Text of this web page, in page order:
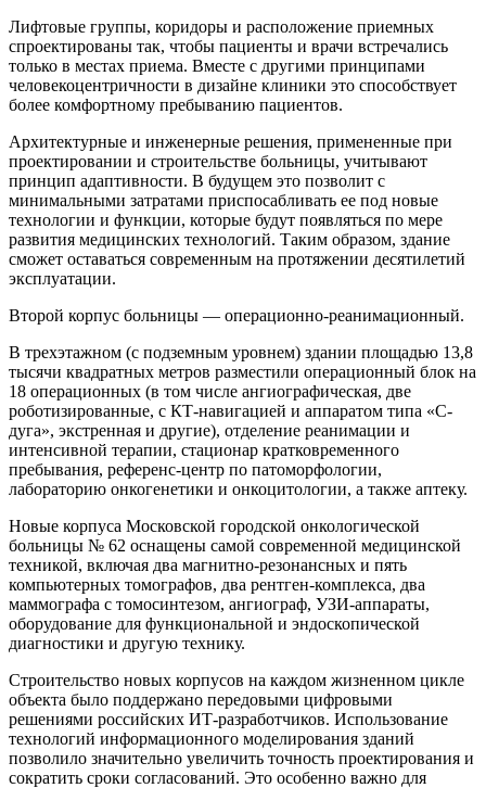
Лифтовые группы, коридоры и расположение приемных
спроектированы так, чтобы пациенты и врачи встречались
только в местах приема. Вместе с другими принципами
человекоцентричности в дизайне клиники это способствует
более комфортному пребыванию пациентов.
Архитектурные и инженерные решения, примененные при
проектировании и строительстве больницы, учитывают
принцип адаптивности. В будущем это позволит с
минимальными затратами приспосабливать ее под новые
технологии и функции, которые будут появляться по мере
развития медицинских технологий. Таким образом, здание
сможет оставаться современным на протяжении десятилетий
эксплуатации.
Второй корпус больницы — операционно-реанимационный.
В трехэтажном (с подземным уровнем) здании площадью 13,8
тысячи квадратных метров разместили операционный блок на
18 операционных (в том числе ангиографическая, две
роботизированные, с КТ-навигацией и аппаратом типа «С-
дуга», экстренная и другие), отделение реанимации и
интенсивной терапии, стационар кратковременного
пребывания, референс-центр по патоморфологии,
лабораторию онкогенетики и онкоцитологии, а также аптеку.
Новые корпуса Московской городской онкологической
больницы № 62 оснащены самой современной медицинской
техникой, включая два магнитно-резонансных и пять
компьютерных томографов, два рентген-комплекса, два
маммографа с томосинтезом, ангиограф, УЗИ-аппараты,
оборудование для функциональной и эндоскопической
диагностики и другую технику.
Строительство новых корпусов на каждом жизненном цикле
объекта было поддержано передовыми цифровыми
решениями российских ИТ-разработчиков. Использование
технологий информационного моделирования зданий
позволило значительно увеличить точность проектирования и
сократить сроки согласований. Это особенно важно для